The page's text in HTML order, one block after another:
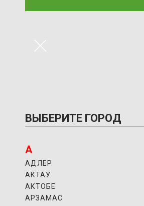
×
ВЫБЕРИТЕ ГОРОД
А
АДЛЕР
АКТАУ
АКТОБЕ
АРЗАМАС